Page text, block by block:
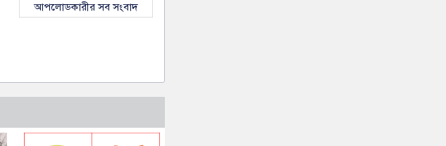
আপলোডকারীর সব সংবাদ